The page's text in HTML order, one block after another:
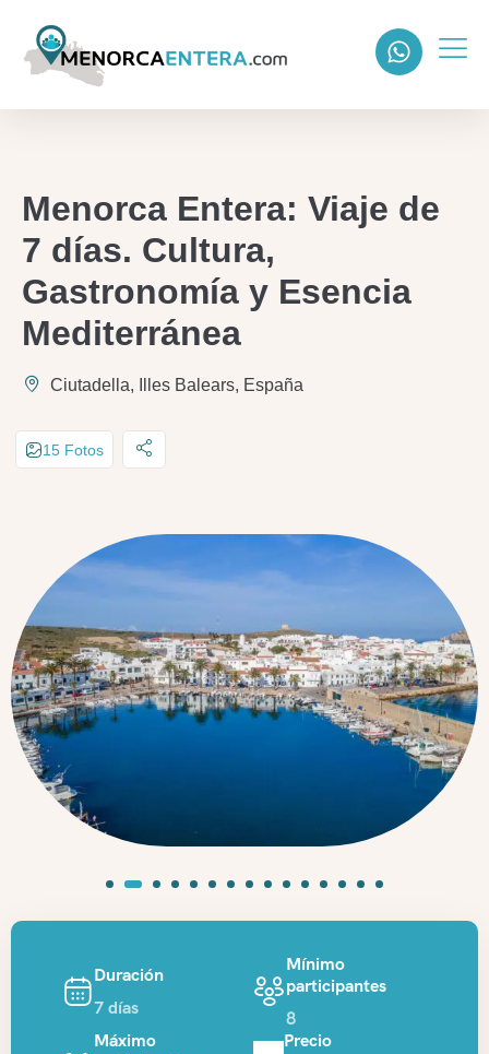
Menorca Entera: Viaje de
7 días. Cultura,
Gastronomía y Esencia
Mediterránea
Ciutadella, Illes Balears, España
15 Fotos
Duración
7 días
Mínimo
participantes
8
Máximo
Precio